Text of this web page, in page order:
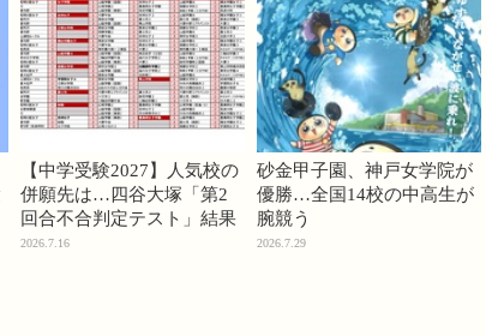
【中学受験2027】人気校の
併願先は…四谷大塚「第2
回合不合判定テスト」結果
2026.7.16
砂金甲子園、神戸女学院が
優勝…全国14校の中高生が
腕競う
2026.7.29